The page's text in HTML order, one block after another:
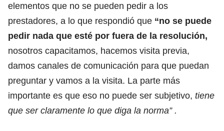
elementos que no se pueden pedir a los
prestadores, a lo que respondió que “no se puede
pedir nada que esté por fuera de la resolución,
nosotros capacitamos, hacemos visita previa,
damos canales de comunicación para que puedan
preguntar y vamos a la visita. La parte más
importante es que eso no puede ser subjetivo, tiene
que ser claramente lo que diga la norma” .